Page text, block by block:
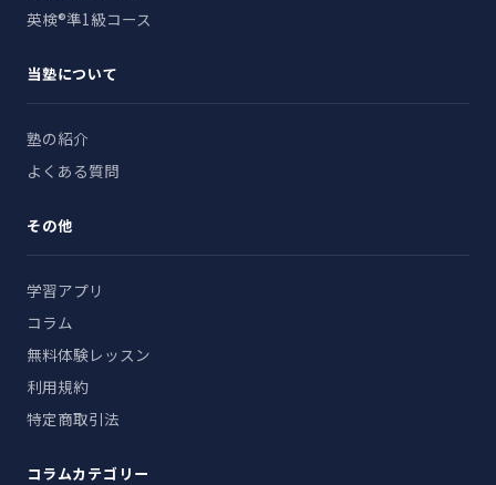
英検®準1級コース
当塾について
塾の紹介
よくある質問
その他
学習アプリ
コラム
無料体験レッスン
利用規約
特定商取引法
コラムカテゴリー